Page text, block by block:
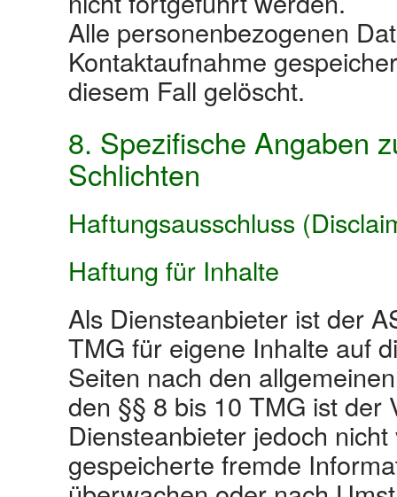
Alle personenbezogenen
Kontaktaufnahme
diesem Fall gelöscht.
8. Spezifische Angaben
Schlichten
Haftungsausschluss
Haftung für Inhalte
Als Diensteanbieter ist der
TMG für eigene Inhalte auf
Seiten nach den
den §§ 8 bis 10 TMG ist der
Diensteanbieter jedoch
gespeicherte fremde